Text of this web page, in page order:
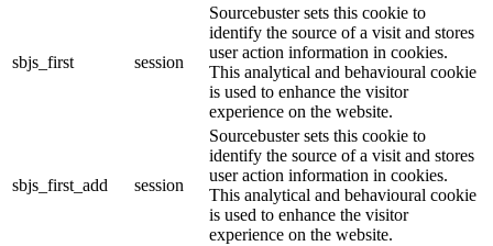
sbjs_first session
Sourcebuster sets this cookie to
identify the source of a visit and stores
user action information in cookies.
This analytical and behavioural cookie
is used to enhance the visitor
experience on the website.
sbjs_first_add session
Sourcebuster sets this cookie to
identify the source of a visit and stores
user action information in cookies.
This analytical and behavioural cookie
is used to enhance the visitor
experience on the website.